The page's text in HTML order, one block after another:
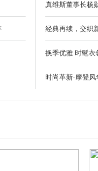
真维斯董事长杨
经典再续，交织
换季优雅 时髦衣
时尚革新·摩登